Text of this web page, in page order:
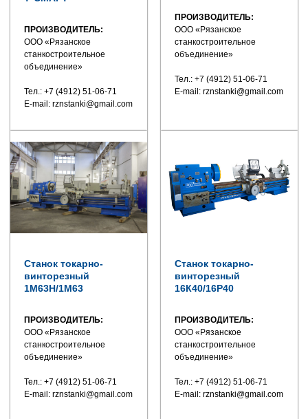
ПРОИЗВОДИТЕЛЬ:
ООО «Рязанское
станкостроительное
объединение»
Тел.: +7 (4912) 51-06-71
E-mail: rznstanki@gmail.com
ПРОИЗВОДИТЕЛЬ:
ООО «Рязанское
станкостроительное
объединение»
Тел.: +7 (4912) 51-06-71
E-mail: rznstanki@gmail.com
Станок токарно-
винторезный
1М63Н/1М63
ПРОИЗВОДИТЕЛЬ:
ООО «Рязанское
станкостроительное
объединение»
Тел.: +7 (4912) 51-06-71
E-mail: rznstanki@gmail.com
Станок токарно-
винторезный
16К40/16Р40
ПРОИЗВОДИТЕЛЬ:
ООО «Рязанское
станкостроительное
объединение»
Тел.: +7 (4912) 51-06-71
E-mail: rznstanki@gmail.com